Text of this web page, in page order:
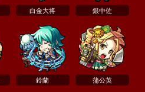
白金大将 銀中佐
鈴蘭 蒲公英